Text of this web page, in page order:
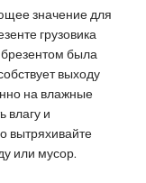
значение для
грузовика
была
выходу
на влажные
влагу и
вытряхивайте
или мусор.